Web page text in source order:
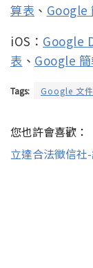
算表 、 Google
iOS： Google
表 、 Google 簡
Tags: Google 文件
您也許會喜歡：
立達合法徵信社